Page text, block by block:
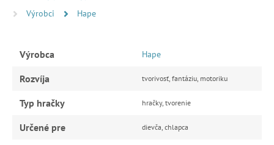
Výrobci
Hape
Výrobca Hape
Rozvíja tvorivosť, fantáziu, motoriku
Typ hračky hračky, tvorenie
Určené pre dievča, chlapca